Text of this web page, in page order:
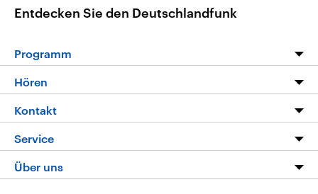
Entdecken Sie den Deutschlandfunk
Programm
Programm
Die Nachrichten
Nachrichtenleicht
Neue Beiträge auf dlf.de
Hören
Livestream
Podcasts
Deutschlandfunk App
Kontakt
Hörerservice
Service
FAQ
Über uns